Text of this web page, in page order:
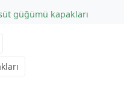
güğümü kapakları